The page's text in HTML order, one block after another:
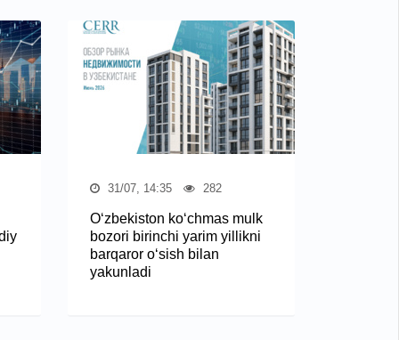
31/07, 14:35 282
O‘zbekiston ko‘chmas mulk
bozori birinchi yarim yillikni
barqaror o‘sish bilan
yakunladi